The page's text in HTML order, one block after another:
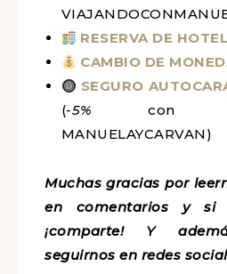
RESERVA DE
CAMBIO DE
SEGURO
(-5%con
MANUELAYCARVAN)
Muchas gracias por
en comentarios y si
¡comparte! Y
seguirnos en redes